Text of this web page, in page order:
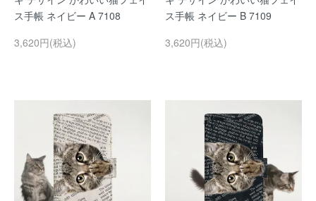
ス手帳 ネイビー A 7108
3,620円(税込)
ス手帳 ネイビー B 7109
3,620円(税込)